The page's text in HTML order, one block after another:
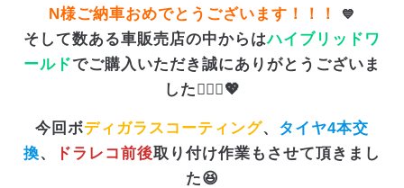
N様ご納車おめでとうございます！！！ 💙
そして数ある車販売店の中からはハイブリッドワ
ールドでご購入いただき誠にありがとうございま
した🙇🏻‍♀️💖
今回ボディガラスコーティング、 タイヤ4本交
換、 ドラレコ前後取り付け作業もさせて頂きまし
た😆